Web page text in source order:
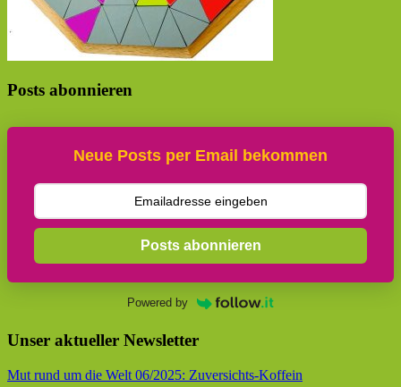
Posts abonnieren
Neue Posts per Email bekommen
Posts abonnieren
Powered by
Unser aktueller Newsletter
Mut rund um die Welt 06/2025: Zuversichts-Koffein